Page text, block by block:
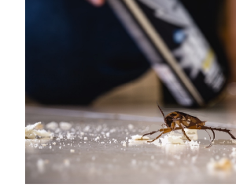
Facebook粉絲專頁
Line